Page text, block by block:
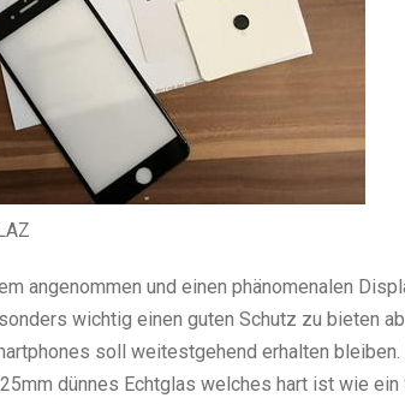
angenommen und einen phänomenalen
wichtig einen guten Schutz zu bieten
soll weitestgehend erhalten bleiben.
dünnes Echtglas welches hart ist wie ein